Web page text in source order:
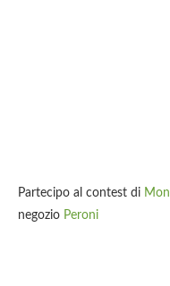
Partecipo al contest di
negozio Peroni